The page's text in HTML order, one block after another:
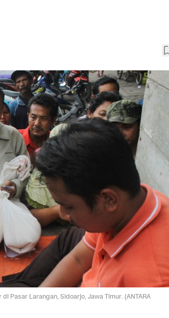
Pasar Larangan, Sidoarjo, Jawa Timur. (ANTARA